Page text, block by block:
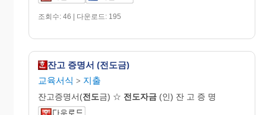
조회수: 46 | 다운로드: 195
잔고 증명서 (전도금)
교육서식 > 지출
잔고증명서(전도금) ☆ 전도자금 (인) 잔 고 증 명